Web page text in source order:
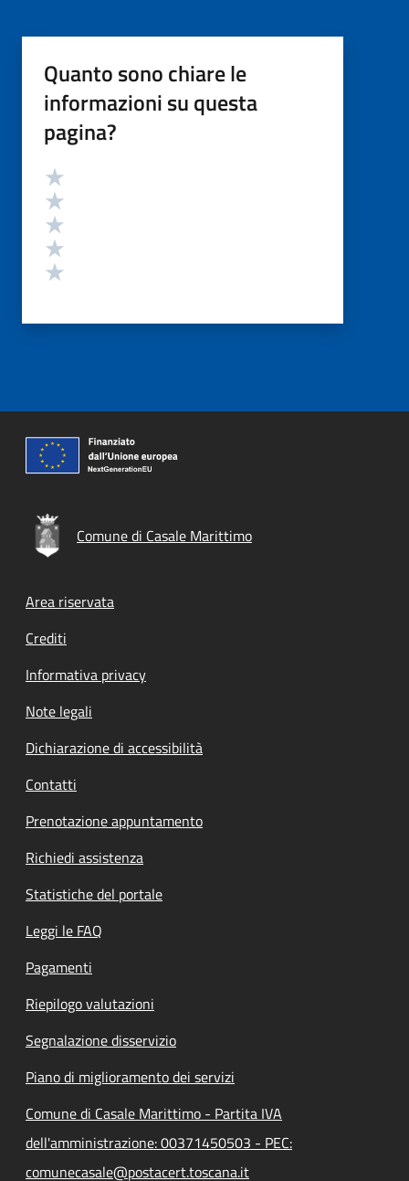
Quanto sono chiare le
informazioni su questa
pagina?
Valutazione
Comune di Casale Marittimo
Footer menu
Area riservata
Crediti
Informativa privacy
Note legali
Dichiarazione di accessibilità
Contatti
Prenotazione appuntamento
Richiedi assistenza
Statistiche del portale
Leggi le FAQ
Pagamenti
Riepilogo valutazioni
Segnalazione disservizio
Piano di miglioramento dei servizi
Comune di Casale Marittimo - Partita IVA
dell'amministrazione: 00371450503 - PEC:
comunecasale@postacert.toscana.it